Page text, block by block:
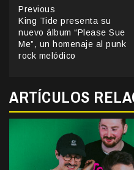
Continue
Reading
Previous
King Tide presenta su
nuevo álbum “Please Sue
Me”, un homenaje al punk
rock melódico
ARTÍCULOS